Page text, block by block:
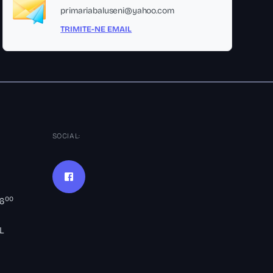
primariabaluseni@yahoo.com
TRIMITE-NE EMAIL
00
SOCIAL: